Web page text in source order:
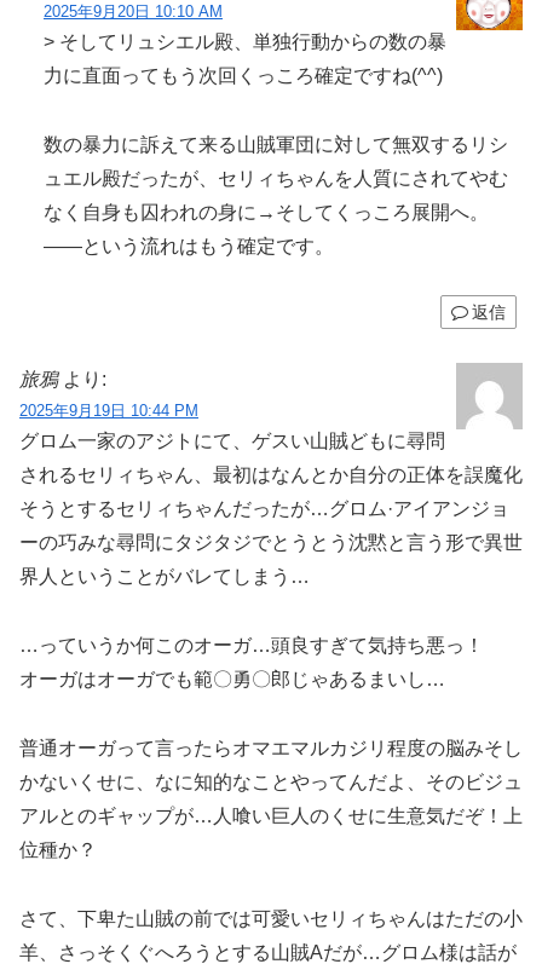
2025年9月20日 10:10 AM
> そしてリュシエル殿、単独行動からの数の暴
力に直面ってもう次回くっころ確定ですね(⁠^⁠^⁠)
数の暴力に訴えて来る山賊軍団に対して無双するリシ
ュエル殿だったが、セリィちゃんを人質にされてやむ
なく自身も囚われの身に→そしてくっころ展開へ。
――という流れはもう確定です。
返信
旅鴉 より:
2025年9月19日 10:44 PM
グロム一家のアジトにて、ゲスい山賊どもに尋問
されるセリィちゃん、最初はなんとか自分の正体を誤魔化
そうとするセリィちゃんだったが…グロム·アイアンジョ
ーの巧みな尋問にタジタジでとうとう沈黙と言う形で異世
界人ということがバレてしまう…
…っていうか何このオーガ…頭良すぎて気持ち悪っ！
オーガはオーガでも範〇勇〇郎じゃあるまいし…
普通オーガって言ったらオマエマルカジリ程度の脳みそし
かないくせに、なに知的なことやってんだよ、そのビジュ
アルとのギャップが…人喰い巨人のくせに生意気だぞ！上
位種か？
さて、下卑た山賊の前では可愛いセリィちゃんはただの小
羊、さっそくぐへろうとする山賊Aだが…グロム様は話が